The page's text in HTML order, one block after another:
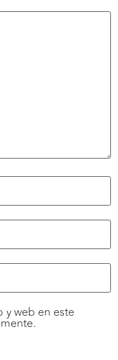
web en este